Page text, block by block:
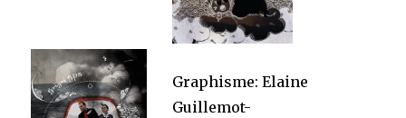
Graphisme: Elaine
Guillemot-